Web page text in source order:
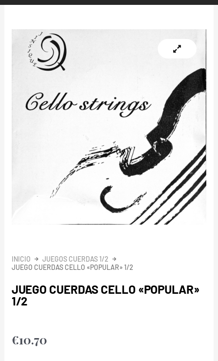
INICIO
JUEGOS CUERDAS 1/2
JUEGO CUERDAS CELLO «POPULAR» 1/2
JUEGO CUERDAS CELLO «POPULAR»
1/2
€10.70